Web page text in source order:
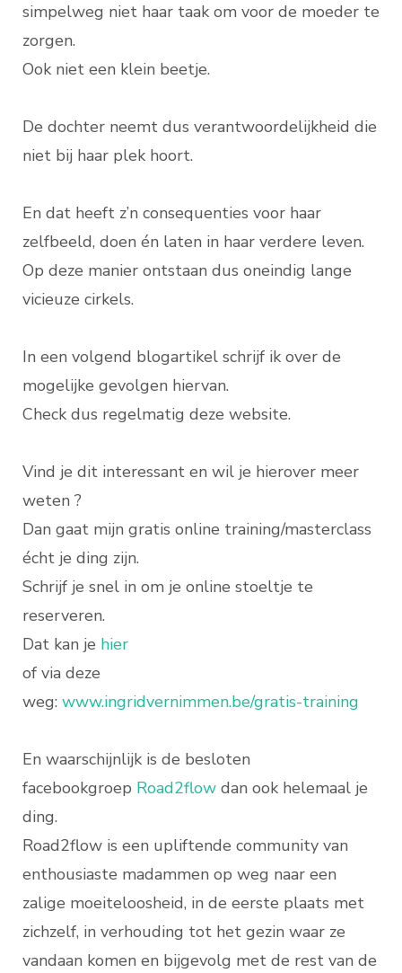
simpelweg niet haar taak om voor de moeder te
zorgen.
Ook niet een klein beetje.
De dochter neemt dus verantwoordelijkheid die
niet bij haar plek hoort.
En dat heeft z’n consequenties voor haar
zelfbeeld, doen én laten in haar verdere leven.
Op deze manier ontstaan dus oneindig lange
vicieuze cirkels.
In een volgend blogartikel schrijf ik over de
mogelijke gevolgen hiervan.
Check dus regelmatig deze website.
Vind je dit interessant en wil je hierover meer
weten ?
Dan gaat mijn gratis online training/masterclass
écht je ding zijn.
Schrijf je snel in om je online stoeltje te
reserveren.
Dat kan je hier
of via deze
weg: www.ingridvernimmen.be/gratis-training
En waarschijnlijk is de besloten
facebookgroep Road2flow dan ook helemaal je
ding.
Road2flow is een upliftende community van
enthousiaste madammen op weg naar een
zalige moeiteloosheid, in de eerste plaats met
zichzelf, in verhouding tot het gezin waar ze
vandaan komen en bijgevolg met de rest van de